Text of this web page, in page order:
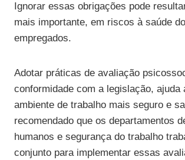
Ignorar essas obrigações pode
mais importante, em riscos à saúde
empregados.
Adotar práticas de avaliação
conformidade com a legislação, ajuda
ambiente de trabalho mais seguro e
recomendado que os departamentos
humanos e segurança do trabalho
conjunto para implementar essas